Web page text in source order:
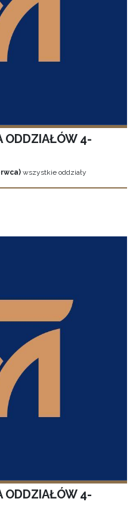
ODDZIAŁÓW 4-
wszystkie oddziały
ODDZIAŁÓW 4-